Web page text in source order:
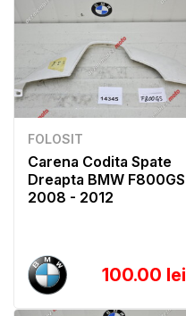
FOLOSIT
Carena Codita Spate
Dreapta BMW F800GS
2008 - 2012
100.00 lei